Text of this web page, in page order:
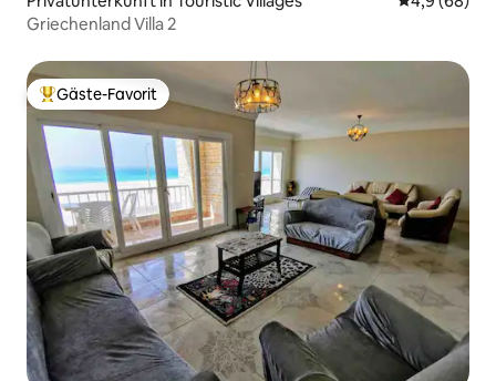
Griechenland Villa 2
Beliebter Gäste-Favorit.
Gäste-Favorit